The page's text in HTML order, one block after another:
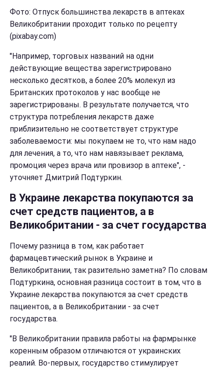
Фото: Отпуск большинства лекарств в аптеках
Великобритании проходит только по рецепту
(pixabay.com)
"Например, торговых названий на одни
действующие вещества зарегистрировано
несколько десятков, а более 20% молекул из
Британских протоколов у нас вообще не
зарегистрированы. В результате получается, что
структура потребления лекарств даже
приблизительно не соответствует структуре
заболеваемости: мы покупаем не то, что нам надо
для лечения, а то, что нам навязывает реклама,
промоция через врача или провизор в аптеке", -
уточняет Дмитрий Подтуркин.
В Украине лекарства покупаются за
счет средств пациентов, а в
Великобритании - за счет государства
Почему разница в том, как работает
фармацевтический рынок в Украине и
Великобритании, так разительно заметна? По словам
Подтуркина, основная разница состоит в том, что в
Украине лекарства покупаются за счет средств
пациентов, а в Великобритании - за счет
государства.
"В Великобритании правила работы на фармрынке
коренным образом отличаются от украинских
реалий. Во-первых, государство стимулирует